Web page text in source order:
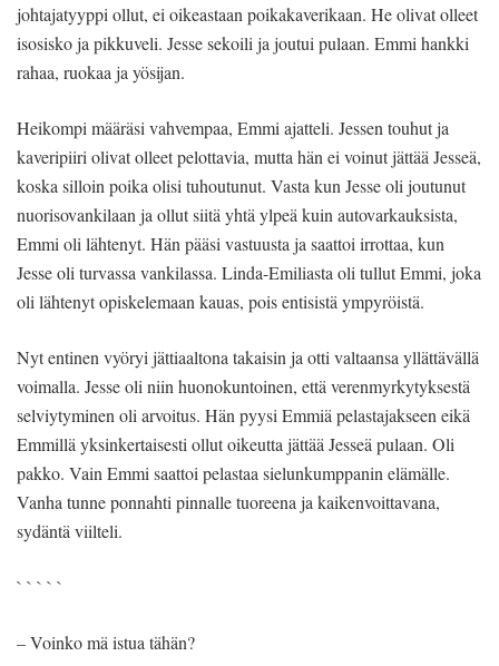
johtajatyyppi ollut, ei oikeastaan poikakaverikaan. He olivat olleet
isosisko ja pikkuveli. Jesse sekoili ja joutui pulaan. Emmi hankki
rahaa, ruokaa ja yösijan.
Heikompi määräsi vahvempaa, Emmi ajatteli. Jessen touhut ja
kaveripiiri olivat olleet pelottavia, mutta hän ei voinut jättää Jesseä,
koska silloin poika olisi tuhoutunut. Vasta kun Jesse oli joutunut
nuorisovankilaan ja ollut siitä yhtä ylpeä kuin autovarkauksista,
Emmi oli lähtenyt. Hän pääsi vastuusta ja saattoi irrottaa, kun
Jesse oli turvassa vankilassa. Linda-Emiliasta oli tullut Emmi, joka
oli lähtenyt opiskelemaan kauas, pois entisistä ympyröistä.
Nyt entinen vyöryi jättiaaltona takaisin ja otti valtaansa yllättävällä
voimalla. Jesse oli niin huonokuntoinen, että verenmyrkytyksestä
selviytyminen oli arvoitus. Hän pyysi Emmiä pelastajakseen eikä
Emmillä yksinkertaisesti ollut oikeutta jättää Jesseä pulaan. Oli
pakko. Vain Emmi saattoi pelastaa sielunkumppanin elämälle.
Vanha tunne ponnahti pinnalle tuoreena ja kaikenvoittavana,
sydäntä viilteli.
` ` ` ` `
– Voinko mä istua tähän?